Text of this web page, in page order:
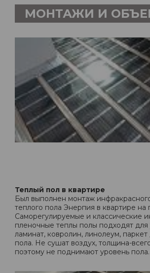
МОНТАЖИ И
Теплый пол в квартире
Был выполнен монтаж
теплого пола Энерпия в квартире на
Саморегулируемые и классические
пленочные теплы полы подходят
ламинат, ковролин, линолеум, паркет
пола. Не сушат воздух, толщина-
поэтому не поднимают уровень пола.